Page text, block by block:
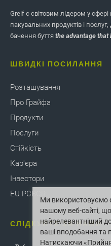
Паперові
крейдований папір,
використання та
клієнт купував
стінками для
працював із
пластикову
заощадивши час і
клієнта, і зробила
100 відсотків
переробки.
Greif є світовим лідером у
пакувальних продуктів і
бачення буття the advantage
ШВИДКІ ПОСИЛАННЯ
Розташування
Про Грайфа
Продукти
Послуги
Стійкість
Кар'єра
Інвестори
EU PCBCR
СЛІДКУЙТЕ ЗА НАМИ
Ми використовуємо
нашому веб-сайті,
найрелевантніший
ваші вподобання та
Натискаючи